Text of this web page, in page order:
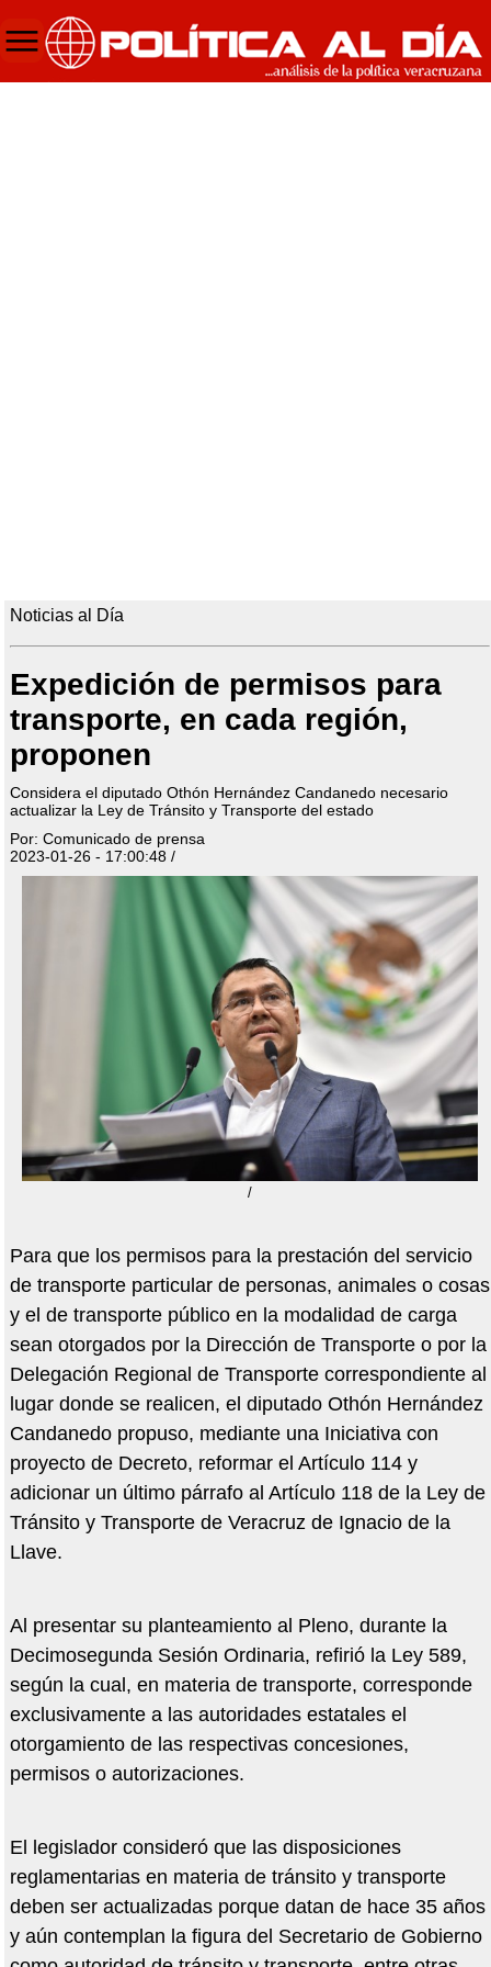
Noticias al Día
Expedición de permisos para
transporte, en cada región,
proponen
Considera el diputado Othón Hernández Candanedo necesario
actualizar la Ley de Tránsito y Transporte del estado
Por: Comunicado de prensa
2023-01-26 - 17:00:48 /
/
Para que los permisos para la prestación del servicio
de transporte particular de personas, animales o cosas
y el de transporte público en la modalidad de carga
sean otorgados por la Dirección de Transporte o por la
Delegación Regional de Transporte correspondiente al
lugar donde se realicen, el diputado Othón Hernández
Candanedo propuso, mediante una Iniciativa con
proyecto de Decreto, reformar el Artículo 114 y
adicionar un último párrafo al Artículo 118 de la Ley de
Tránsito y Transporte de Veracruz de Ignacio de la
Llave.
Al presentar su planteamiento al Pleno, durante la
Decimosegunda Sesión Ordinaria, refirió la Ley 589,
según la cual, en materia de transporte, corresponde
exclusivamente a las autoridades estatales el
otorgamiento de las respectivas concesiones,
permisos o autorizaciones.
El legislador consideró que las disposiciones
reglamentarias en materia de tránsito y transporte
deben ser actualizadas porque datan de hace 35 años
y aún contemplan la figura del Secretario de Gobierno